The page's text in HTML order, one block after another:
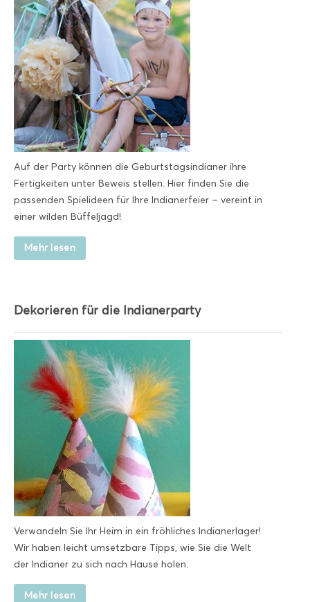
Auf der Party können die Geburtstagsindianer ihre
Fertigkeiten unter Beweis stellen. Hier finden Sie die
passenden Spielideen für Ihre Indianerfeier – vereint in
einer wilden Büffeljagd!
Mehr lesen
Dekorieren für die Indianerparty
Verwandeln Sie Ihr Heim in ein fröhliches Indianerlager!
Wir haben leicht umsetzbare Tipps, wie Sie die Welt
der Indianer zu sich nach Hause holen.
Mehr lesen